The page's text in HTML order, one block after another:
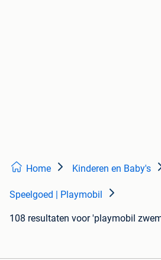
Home Kinderen en Baby's
Speelgoed | Playmobil
108 resultaten voor 'playmobil